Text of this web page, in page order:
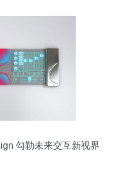
勾勒未来交互新视界